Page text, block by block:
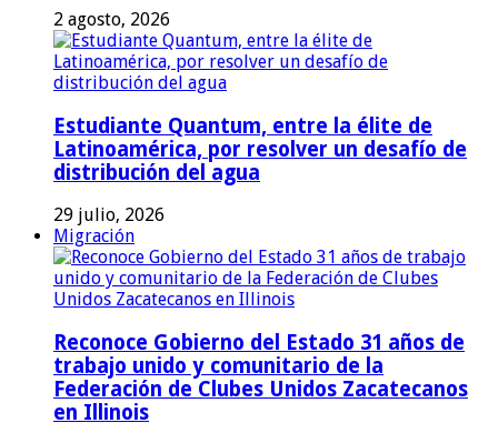
2 agosto, 2026
Estudiante Quantum, entre la élite de
Latinoamérica, por resolver un desafío de
distribución del agua
29 julio, 2026
Migración
Reconoce Gobierno del Estado 31 años de
trabajo unido y comunitario de la
Federación de Clubes Unidos Zacatecanos
en Illinois